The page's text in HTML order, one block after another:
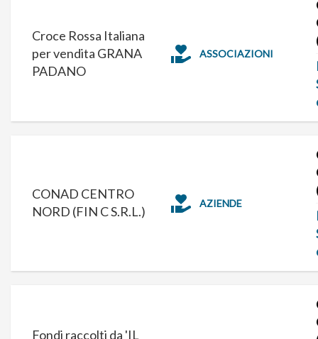
Croce Rossa Italiana
per vendita GRANA
PADANO
ASSOCIAZIONI
CONAD CENTRO
NORD (FIN C S.R.L.)
AZIENDE
Fondi raccolti da 'IL